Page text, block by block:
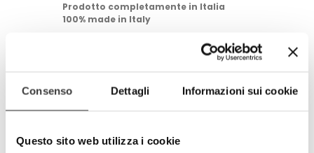
Consenso Dettagli Informazioni sui cookie
Questo sito web utilizza i cookie
Prodotto completamente in Italia
100% made in Italy
© Modello e disegno registrato.
E’ vietata la riproduzione anche
-
AGGIUNGI AL CARRELLO